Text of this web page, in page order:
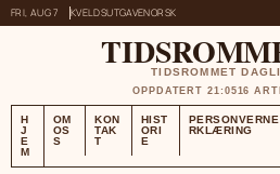
FRI, AUG 7 KVELDSUTGAVENORSK
TIDSROMMET
OPPDATERT 21:0516
H
J
E
M
OM
OS
S
KON
TAK
T
HIST
ORI
E
PERSONVERNE
RKLÆRING